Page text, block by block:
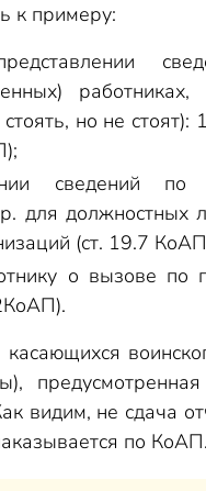
к примеру:
работниках,
но не стоят):
сведений по
для должностных
(ст. 19.7
о вызове по
видим, не сдача
по